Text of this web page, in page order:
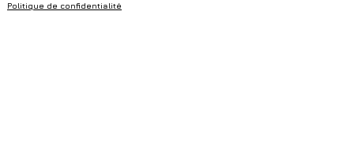
Politique de confidentialité